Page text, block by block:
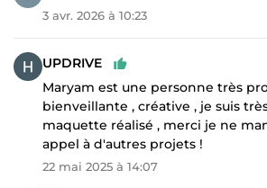
3 avr. 2026 à 10:23
UPDRIVE
Maryam est une personne très
bienveillante , créative , je suis
maquette réalisé , merci je ne
appel à d'autres projets !
22 mai 2025 à 14:07